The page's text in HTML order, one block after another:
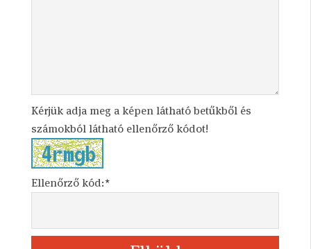
Kérjük adja meg a képen látható betűkből és
számokból látható ellenőrző kódot!
Ellenőrző kód:*